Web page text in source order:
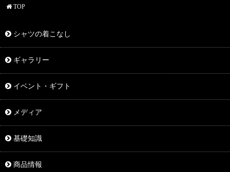
TOP
シャツの着こなし
ギャラリー
イベント・ギフト
メディア
基礎知識
商品情報